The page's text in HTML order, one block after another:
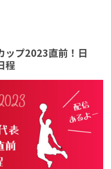
ップ2023直前！日
程